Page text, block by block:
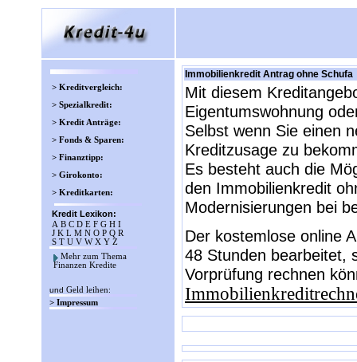
> Kreditvergleich:
> Spezialkredit:
> Kredit Anträge:
> Fonds & Sparen:
> Finanztipp:
> Girokonto:
> Kreditkarten:
Kredit Lexikon:
A B C D E F G H I
J K L M N O P Q R
S T U V WX Y Z
Mehr zum Thema
Finanzen Kredite
und Geld leihen:
> Impressum
Immobilienkredit Antrag ohne Schufa
Mit diesem
Eigentumswohnung
Selbst wenn Sie einen
Kreditzusage zu
Es besteht auch die
den Immobilienkredit
Modernisierungen bei
Der kostemlose online
48 Stunden bearbeitet,
Vorprüfung rechnen